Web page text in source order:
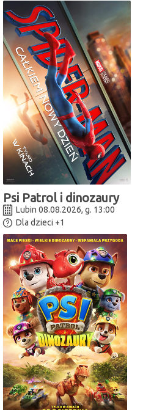
Psi Patrol i dinozaury
Lubin 08.08.2026, g. 13:00
Dla dzieci +1